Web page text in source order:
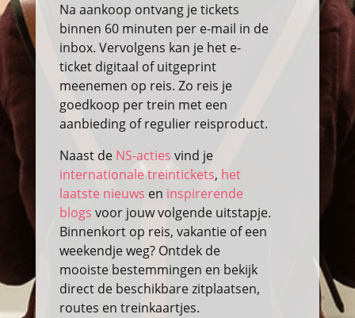
Na aankoop ontvang je tickets
binnen 60 minuten per e-mail in de
inbox. Vervolgens kan je het e-
ticket digitaal of uitgeprint
meenemen op reis. Zo reis je
goedkoop per trein met een
aanbieding of regulier reisproduct.
Naast de NS-acties vind je
internationale treintickets, het
laatste nieuws en inspirerende
blogs voor jouw volgende uitstapje.
Binnenkort op reis, vakantie of een
weekendje weg? Ontdek de
mooiste bestemmingen en bekijk
direct de beschikbare zitplaatsen,
routes en treinkaartjes.